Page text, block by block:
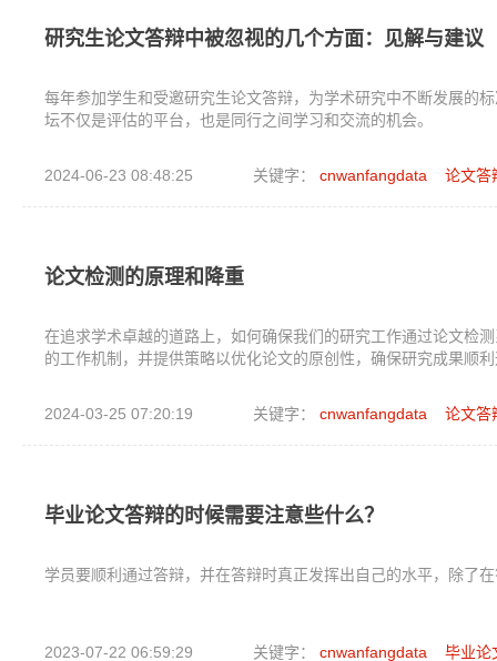
研究生论文答辩中被忽视的几个方面：见解与建议
每年参加学生和受邀研究生论文答辩，为学术研究中不断发展的
坛不仅是评估的平台，也是同行之间学习和交流的机会。
2024-06-23 08:48:25 关键字： cnwanfangdata 论文答
论文检测的原理和降重
在追求学术卓越的道路上，如何确保我们的研究工作通过论文检
的工作机制，并提供策略以优化论文的原创性，确保研究成果顺
2024-03-25 07:20:19 关键字： cnwanfangdata 论文答
毕业论文答辩的时候需要注意些什么？
学员要顺利通过答辩，并在答辩时真正发挥出自己的水平，除了
2023-07-22 06:59:29 关键字： cnwanfangdata 毕业论